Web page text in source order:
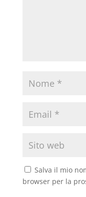
Salva il mio
browser per la